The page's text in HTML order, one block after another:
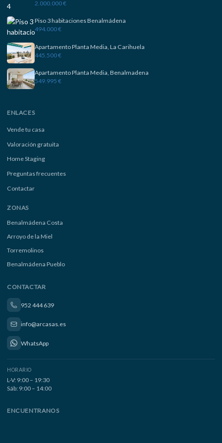
2.000.000 €
Piso 3 habitaciones Benalmádena
494.000 €
Apartamento Planta Media, La Carihuela
445.500 €
Apartamento Planta Media, Benalmadena
549.995 €
ENLACES
Vende tu casa
Valoración gratuita
Home Staging
Preguntas frecuentes
Contactar
ZONAS
Benalmádena Costa
Arroyo de la Miel
Torremolinos
Benalmádena Pueblo
CONTACTAR
952 444 639
info@arcasas.es
WhatsApp
HORARIO
L-V: 9:00 – 19:30
Sáb: 9:00 – 14:00
ENCUENTRANOS